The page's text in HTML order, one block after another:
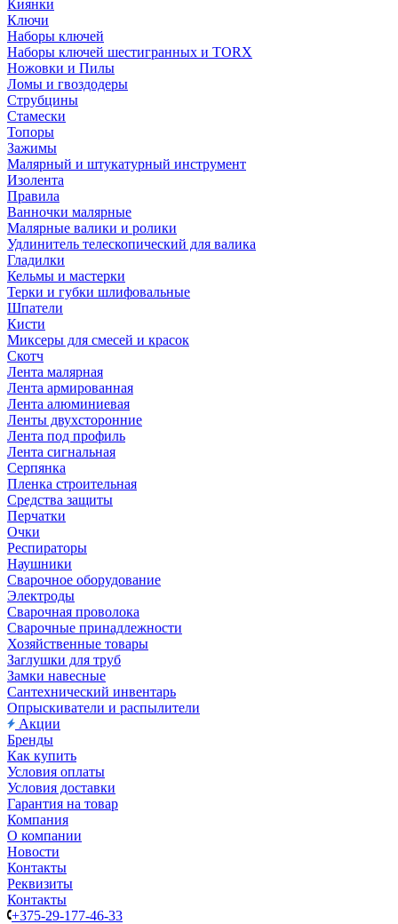
Киянки
Ключи
Наборы ключей
Наборы ключей шестигранных и TORX
Ножовки и Пилы
Ломы и гвоздодеры
Струбцины
Стамески
Топоры
Зажимы
Малярный и штукатурный инструмент
Изолента
Правила
Ванночки малярные
Малярные валики и ролики
Удлинитель телескопический для валика
Гладилки
Кельмы и мастерки
Терки и губки шлифовальные
Шпатели
Кисти
Миксеры для смесей и красок
Скотч
Лента малярная
Лента армированная
Лента алюминиевая
Ленты двухсторонние
Лента под профиль
Лента сигнальная
Серпянка
Пленка строительная
Средства защиты
Перчатки
Очки
Респираторы
Наушники
Сварочное оборудование
Электроды
Сварочная проволока
Сварочные принадлежности
Хозяйственные товары
Заглушки для труб
Замки навесные
Сантехнический инвентарь
Опрыскиватели и распылители
Акции
Бренды
Как купить
Условия оплаты
Условия доставки
Гарантия на товар
Компания
О компании
Новости
Контакты
Реквизиты
Контакты
+375-29-177-46-33